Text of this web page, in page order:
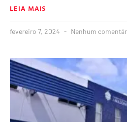
LEIA MAIS
fevereiro 7, 2024 Nenhum